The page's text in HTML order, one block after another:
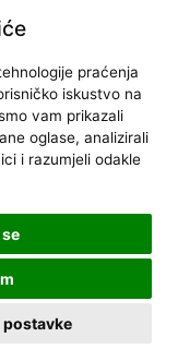
praćenja
iskustvo na
vam prikazali
oglase, analizirali
i razumjeli odakle
postavke
Pula, Croatia
pridržana.